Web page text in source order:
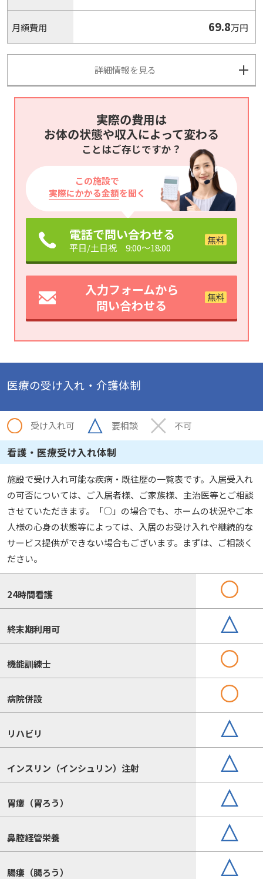
月額費用 69.8万円
詳細情報を見る
実際の費用は
お体の状態や収入によって変わる
ことはご存じですか？
この施設で
実際にかかる金額を聞く
電話で問い合わせる
平日/土日祝 9:00～18:00
入力フォームから
問い合わせる
医療の受け入れ・介護体制
受け入れ可 要相談 不可
看護・医療受け入れ体制
施設で受け入れ可能な疾病・既往歴の一覧表です。入居受入れ
の可否については、ご入居者様、ご家族様、主治医等とご相談
させていただきます。「○」の場合でも、ホームの状況やご本
人様の心身の状態等によっては、入居のお受け入れや継続的な
サービス提供ができない場合もございます。まずは、ご相談く
ださい。
24時間看護
終末期利用可
機能訓練士
病院併設
リハビリ
インスリン（インシュリン）注射
胃瘻（胃ろう）
鼻腔経管栄養
腸瘻（腸ろう）